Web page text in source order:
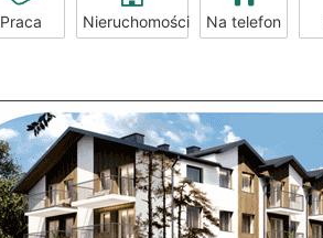
Praca Nieruchomości Na telefon